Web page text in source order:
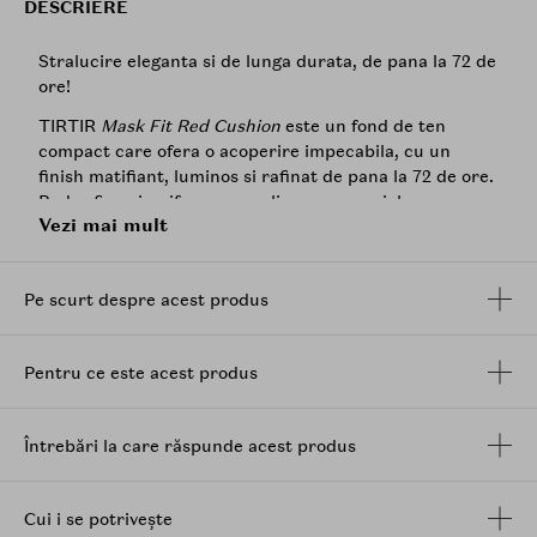
DESCRIERE
Stralucire eleganta si de lunga durata, de pana la 72 de
ore!
TIRTIR Mask Fit Red Cushion este un fond de ten
compact care ofera o acoperire impecabila, cu un
finish matifiant, luminos si rafinat de pana la 72 de ore.
Pudra fina si uniforma se aplica usor pe piele,
acoperind eficient roseata, imperfectiunile si
Caracteristici principale:
Infuzat cu 3 tipuri de antioxidanti, ajuta la
Pudra usoara permite pielii sa respire, oferind un
Exploreaza o gama variata de culori, care iau in
Vezi mai mult
Pe scurt despre acest produs
Pentru ce este acest produs
Întrebări la care răspunde acest produs
Cui i se potrivește